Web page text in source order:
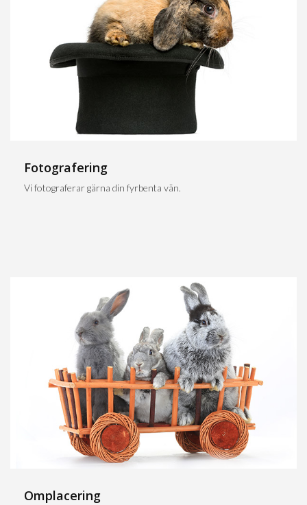
Fotografering
Vi fotograferar gärna din fyrbenta vän.
Omplacering